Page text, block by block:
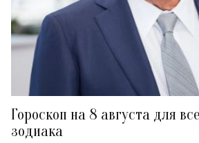
Гороскоп на 8 августа для
зодиака